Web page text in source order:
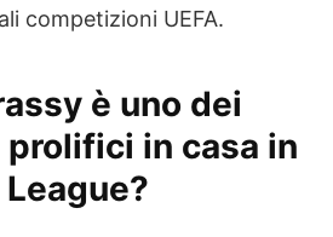
competizioni UEFA.
è uno dei
in casa in